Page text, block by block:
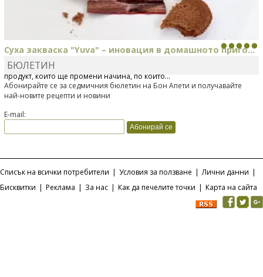
Суха закваска "Yuva" – иновация в домашното приго...
Отскоро Лесафр България стартира предлагането на изцяло нов
продукт, който ще промени начина, по който...
БЮЛЕТИН
Абонирайте се за седмичния бюлетин на Бон Апети и получавайте
най-новите рецепти и новини
E-mail:
Списък на всички потребители | Условия за ползване | Лични данни |
Бисквитки | Реклама | За нас | Как да печелите точки | Карта на сайта